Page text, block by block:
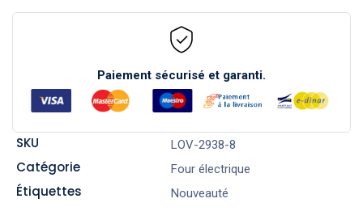
Paiement sécurisé et garanti.
SKU LOV-2938-8
Catégorie Four électrique
Étiquettes Nouveauté